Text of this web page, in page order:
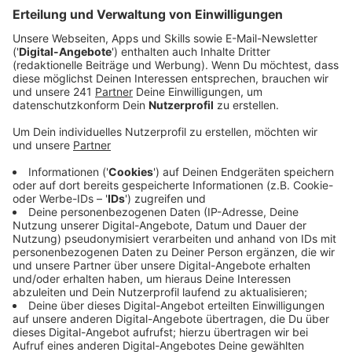
Anzeige
Mario Barth ist ein viel beschäftigter Mann. Über ein
Jahr hinweg ist er meist in ganz Deutschland,
Österreich und auch der Schweiz unterwegs und bringt
Menschen von jung bis alt zum Lachen. An Aufhören
denkt er mit Sicherheit nicht, wie er unseren Kollegen
Jürgen Bangert im Gespräch erzählt. Schließlich
kommt sein neues Bühnen-Programm im kommenden
Jahr raus. 2025 steht dann ganz unter dem Motto:
"Männer sind nichts ohne die Frauen!" Der Titel sagt
schon viel aus, worum es aber genau geht, erklärt euch
Mario hier selbst.
Anzeige